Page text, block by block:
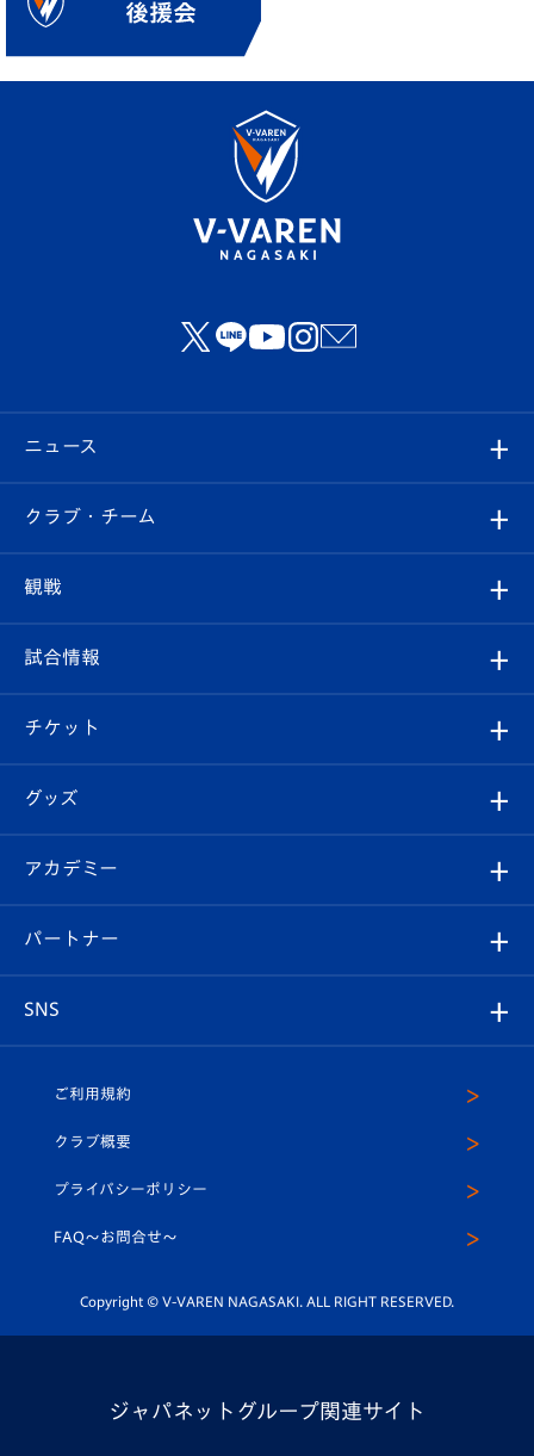
ニュース
すべて
クラブ
試合情報
チケット
イベント
メディア
ホームタウン
クラブ・チーム
クラブ概要
エンブレム紹介
スタッフプロフィール
マスコット紹介
平和祈念活動
ホームタウン活動
観戦
観戦ルール
はじめての観戦ガイド
Revive Team
ヴィヴィくんの長崎おもてなしガイド
試合情報
試合日程/結果
フォトギャラリー
スタジアムグルメ
チケット
チケット
V-LOVERS（ファンクラブ）
プレイヤーズスイート
グッズ
オンラインショップ
店舗情報
アカデミー
育成からのお知らせ
U-18
スクール
パートナー
SNS
ヴィヴィくんインスタグラム
公式LINE＠
ご利用規約
クラブ概要
プライバシーポリシー
FAQ〜お問合せ〜
Copyright © V-VAREN NAGASAKI. ALL RIGHT RESERVED.
ジャパネットグループ関連サイト